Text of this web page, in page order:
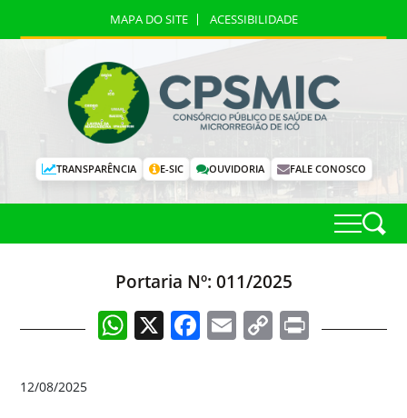
MAPA DO SITE ACESSIBILIDADE
TRANSPARÊNCIA E-SIC OUVIDORIA FALE CONOSCO
Portaria Nº: 011/2025
WhatsApp
X Facebook
EmailCopyPrint
12/08/2025